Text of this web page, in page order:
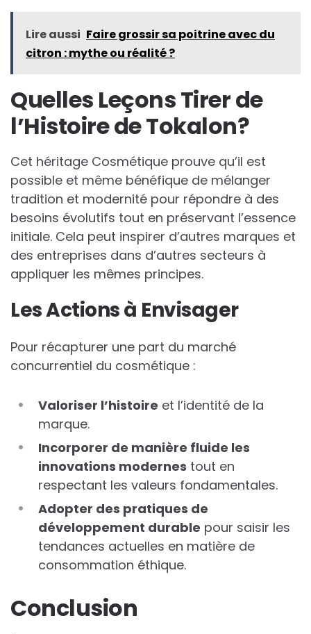
Lire aussi Faire grossir sa poitrine avec du
citron : mythe ou réalité ?
Quelles Leçons Tirer de
l’Histoire de Tokalon?
Cet héritage Cosmétique prouve qu’il est
possible et même bénéfique de mélanger
tradition et modernité pour répondre à des
besoins évolutifs tout en préservant l’essence
initiale. Cela peut inspirer d’autres marques et
des entreprises dans d’autres secteurs à
appliquer les mêmes principes.
Les Actions à Envisager
Pour récapturer une part du marché
concurrentiel du cosmétique :
Valoriser l’histoire et l’identité de la
marque.
Incorporer de manière fluide les
innovations modernes tout en
respectant les valeurs fondamentales.
Adopter des pratiques de
développement durable pour saisir les
tendances actuelles en matière de
consommation éthique.
Conclusion